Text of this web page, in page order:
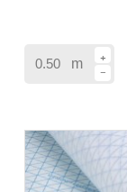
to cart m